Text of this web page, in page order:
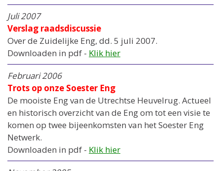
Juli 2007
Verslag raadsdiscussie
Over de Zuidelijke Eng, dd. 5 juli 2007.
Downloaden in pdf - Klik hier
Februari 2006
Trots op onze Soester Eng
De mooiste Eng van de Utrechtse Heuvelrug. Actueel
en historisch overzicht van de Eng om tot een visie te
komen op twee bijeenkomsten van het Soester Eng
Netwerk.
Downloaden in pdf - Klik hier